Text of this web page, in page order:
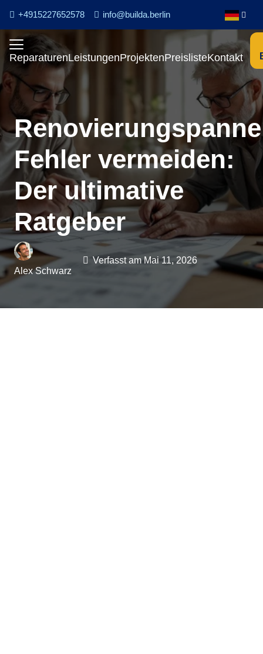
+4915227652578 info@builda.berlin
ReparaturenLeistungenProjektenPreislisteKontakt
Fehler vermeiden:
Der ultimative
Ratgeber
Alex Schwarz
Verfasst amMai 11, 2026